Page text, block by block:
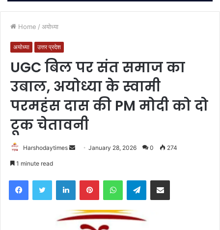
Home / अयोध्या
अयोध्या उत्तर प्रदेश
UGC बिल पर संत समाज का
उबाल, अयोध्या के स्वामी
परमहंस दास की PM मोदी को दो
टूक चेतावनी
Harshodaytimes
SendJanuary 28, 2026 0 274
1 minute read
FacebookTwitter LinkedInPinterestWhatsAppTelegramShare via Email